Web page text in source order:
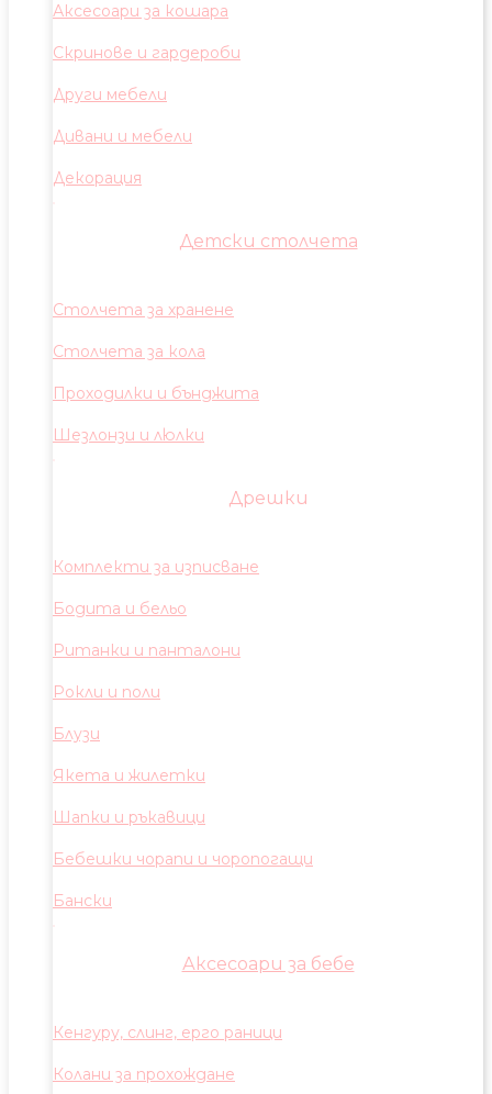
Аксесоари за кошара
Скринове и гардероби
Други мебели
Дивани и мебели
Декорация
Детски столчета
Столчета за хранене
Столчета за кола
Проходилки и бънджита
Шезлонзи и люлки
Дрешки
Комплекти за изписване
Бодита и бельо
Ританки и панталони
Рокли и поли
Блузи
Якета и жилетки
Шапки и ръкавици
Бебешки чорапи и чоропогащи
Бански
Аксесоари за бебе
Кенгуру, слинг, ерго раници
Колани за прохождане